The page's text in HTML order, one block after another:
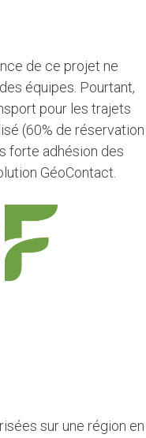
de ce projet ne
équipes. Pourtant,
pour les trajets
(60% de réservation
forte adhésion des
GéoContact.
sur une région en